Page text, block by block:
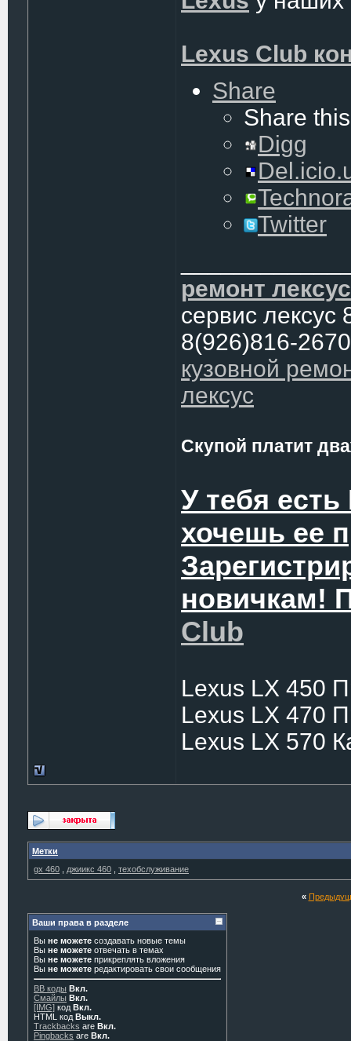
Lexus Club
Share
Share
Digg
Twitter
ремонт лексус
сервис лексус
8(926)816-2670
кузовной
лексус
Скупой платит
У тебя
хочешь ее
новичкам!
Club
Lexus LX 450
Lexus LX 470
Lexus LX 570
Метки
gx 460
джиикс 460 техобслуживание
«
Ваши права в разделе
Вы не можете создавать новые темы
Вы не можете отвечать в темах
Вы не можете прикреплять вложения
Вы не можете редактировать свои сообщения
BB коды Вкл.
Смайлы Вкл.
[IMG] код Вкл.
HTML код Выкл.
Trackbacks are Вкл.
Pingbacks are Вкл.